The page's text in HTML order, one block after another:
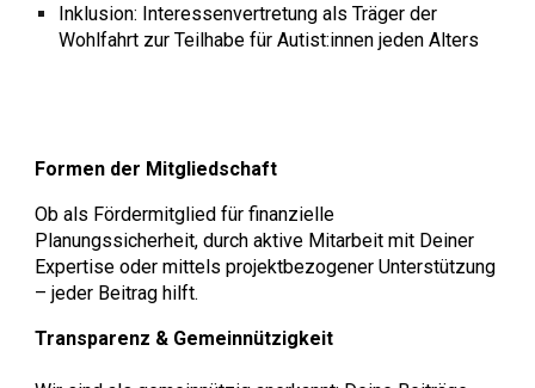
Inklusion: Interessenvertretung als Träger der
Wohlfahrt zur Teilhabe für Autist:innen jeden Alters
Formen der Mitgliedschaft
Ob als Fördermitglied für finanzielle
Planungssicherheit, durch aktive Mitarbeit mit Deiner
Expertise oder mittels projektbezogener Unterstützung
– jeder Beitrag hilft.
Transparenz & Gemeinnützigkeit